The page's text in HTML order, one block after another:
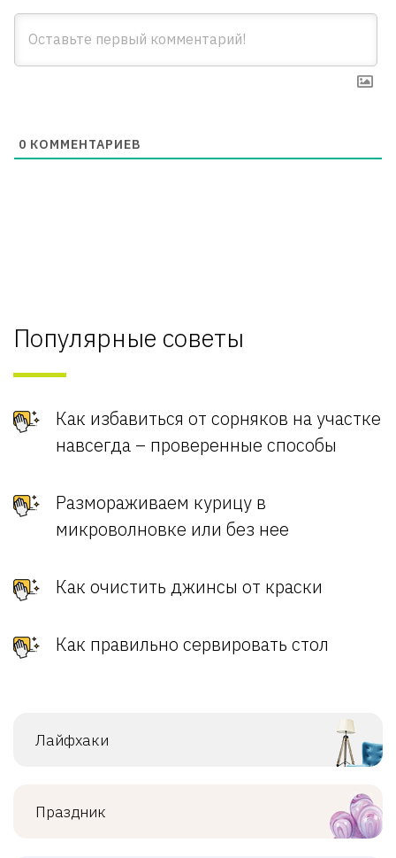
0 КОММЕНТАРИЕВ
Популярные советы
Как избавиться от сорняков на участке
навсегда – проверенные способы
Размораживаем курицу в
микроволновке или без нее
Как очистить джинсы от краски
Как правильно сервировать стол
Лайфхаки
Праздник